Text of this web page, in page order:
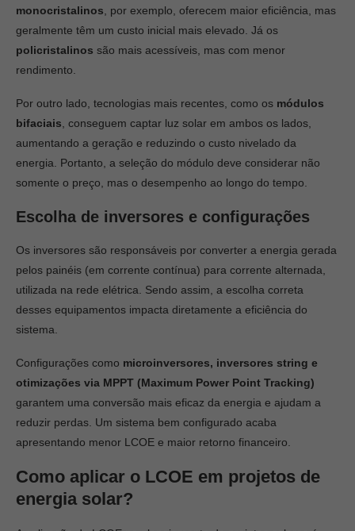
monocristalinos , por exemplo, oferecem maior eficiência, mas
geralmente têm um custo inicial mais elevado. Já os
policristalinos são mais acessíveis, mas com menor
rendimento.
Por outro lado, tecnologias mais recentes, como os módulos
bifaciais , conseguem captar luz solar em ambos os lados,
aumentando a geração e reduzindo o custo nivelado da
energia. Portanto, a seleção do módulo deve considerar não
somente o preço, mas o desempenho ao longo do tempo.
Escolha de inversores e configurações
Os inversores são responsáveis por converter a energia gerada
pelos painéis (em corrente contínua) para corrente alternada,
utilizada na rede elétrica. Sendo assim, a escolha correta
desses equipamentos impacta diretamente a eficiência do
sistema.
Configurações como microinversores, inversores string e
otimizações via MPPT (Maximum Power Point Tracking)
garantem uma conversão mais eficaz da energia e ajudam a
reduzir perdas. Um sistema bem configurado acaba
apresentando menor LCOE e maior retorno financeiro.
Como aplicar o LCOE em projetos de
energia solar?